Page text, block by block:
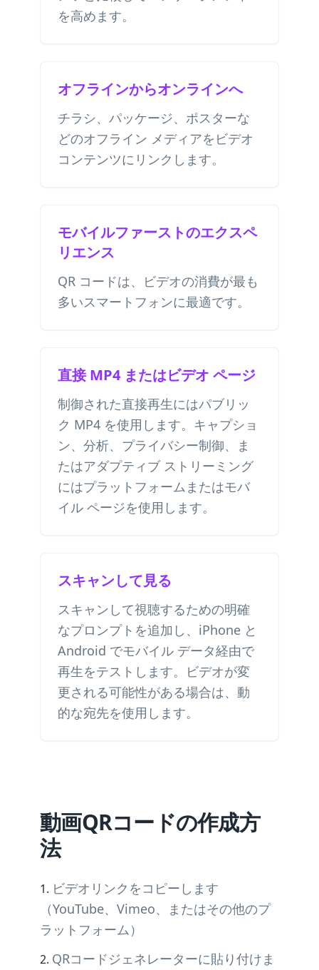
を高めます。
オフラインからオンラインへ
チラシ、パッケージ、ポスターな
どのオフライン メディアをビデオ
コンテンツにリンクします。
モバイルファーストのエクスペ
リエンス
QR コードは、ビデオの消費が最も
多いスマートフォンに最適です。
直接 MP4 またはビデオ ページ
制御された直接再生にはパブリッ
ク MP4 を使用します。キャプショ
ン、分析、プライバシー制御、ま
たはアダプティブ ストリーミング
にはプラットフォームまたはモバ
イル ページを使用します。
スキャンして見る
スキャンして視聴するための明確
なプロンプトを追加し、iPhone と
Android でモバイル データ経由で
再生をテストします。ビデオが変
更される可能性がある場合は、動
的な宛先を使用します。
動画QRコードの作成方
法
ビデオリンクをコピーします
（YouTube、Vimeo、またはその他のプ
ラットフォーム）
QRコードジェネレーターに貼り付けま